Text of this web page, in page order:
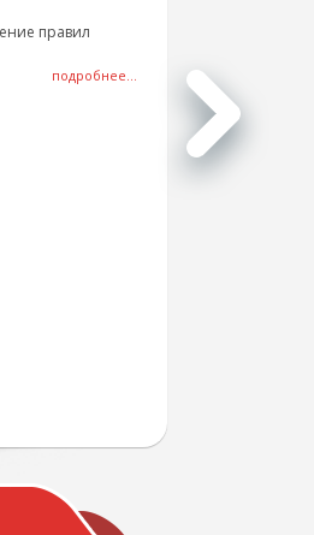
правил
подробнее...